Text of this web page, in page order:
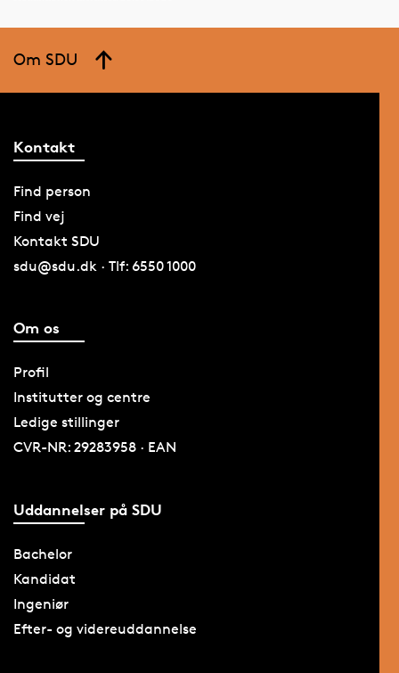
Om SDU
Kontakt
Find person
Find vej
Kontakt SDU
sdu@sdu.dk · Tlf: 6550 1000
Om os
Profil
Institutter og centre
Ledige stillinger
CVR-NR: 29283958 · EAN
Uddannelser på SDU
Bachelor
Kandidat
Ingeniør
Efter- og videreuddannelse